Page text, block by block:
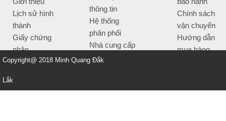
Lịch sử hình
thành
Giấy chứng
nhận
thông tin
Hệ thống
phân phối
Nhà cung cấp
Tiêu chí bán
Chính sách
vận chuyển
Hướng dẫn
mua hàng
Copyright@ 2018 Minh Quang Đắk
Lắk